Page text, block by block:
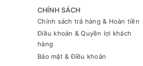
CHÍNH SÁCH
Chính sách trả hàng & Hoàn tiền
Điều khoản & Quyền lợi khách
hàng
Bảo mật & Điều khoản